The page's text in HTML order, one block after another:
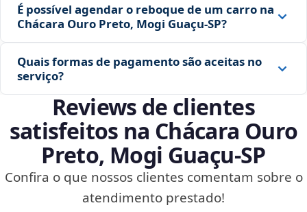
É possível agendar o reboque de um carro na
Chácara Ouro Preto, Mogi Guaçu‑SP?
Quais formas de pagamento são aceitas no
serviço?
Reviews de clientes
satisfeitos na Chácara Ouro
Preto, Mogi Guaçu‑SP
Confira o que nossos clientes comentam sobre o
atendimento prestado!